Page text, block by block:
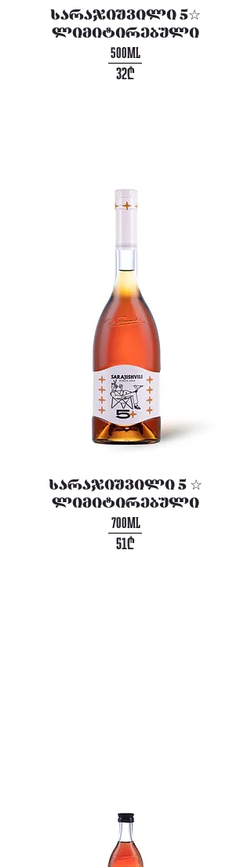
სარაჯიშვილი 5☆
ლიმიტირებული
32₾
500ML
სარაჯიშვილი 5 ☆
ლიმიტირებული
51₾
700ML